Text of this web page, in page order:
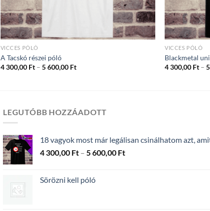
VICCES PÓLÓ
A Tacskó részei póló
4 300,00 Ft – 5 600,00 FtÁrtartomány:
VICCES PÓLÓ
Blackmetal
4 300,00 Ft –
LEGUTÓBB HOZZÁADOTT
18 vagyok most már legálisan csinálhatom azt,
4 300,00 Ft – 5 600,00 FtÁrtartomány:
Sörözni kell póló